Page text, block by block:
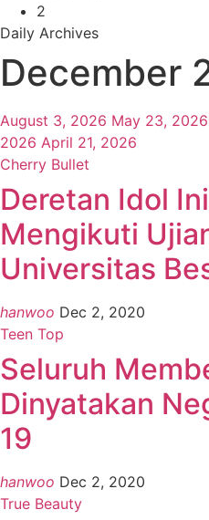
2
Daily Archives
December
August 3, 2026 May 23, 2026
2026 April 21, 2026
Cherry Bullet
Deretan Idol
Mengikuti
Universitas
hanwoo Dec 2, 2020
Teen Top
Seluruh
Dinyatakan
19
hanwoo Dec 2, 2020
True Beauty